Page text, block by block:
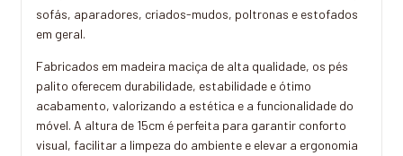
sofás, aparadores, criados-mudos, poltronas e estofados
em geral.
Fabricados em madeira maciça de alta qualidade, os pés
palito oferecem durabilidade, estabilidade e ótimo
acabamento, valorizando a estética e a funcionalidade do
móvel. A altura de 15cm é perfeita para garantir conforto
visual, facilitar a limpeza do ambiente e elevar a ergonomia